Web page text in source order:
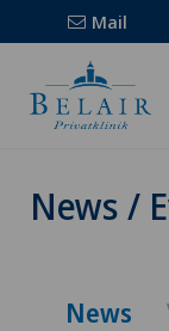
Mail
News /
News